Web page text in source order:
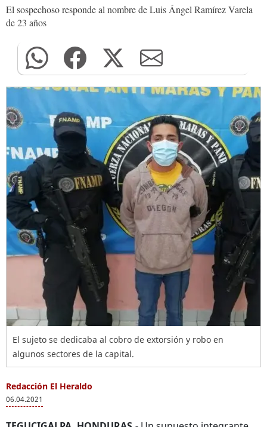
El sospechoso responde al nombre de Luis Ángel Ramírez Varela
de 23 años
El sujeto se dedicaba al cobro de extorsión y robo en
algunos sectores de la capital.
Redacción El Heraldo
06.04.2021